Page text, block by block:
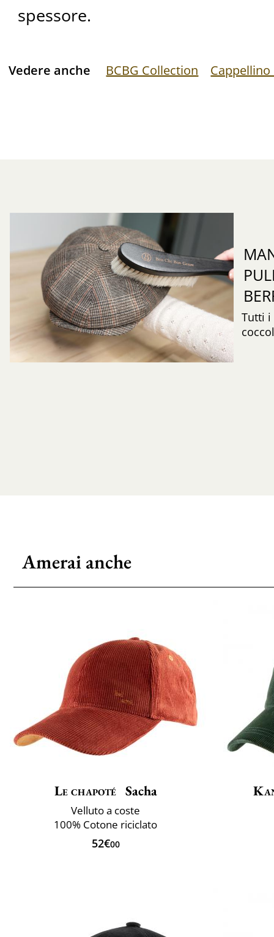
spessore.
Vedere anche BCBG Collection Cappellino
Tutti i
Amerai anche
Le chapoté Sacha
Velluto a coste
100% Cotone riciclato
52€00